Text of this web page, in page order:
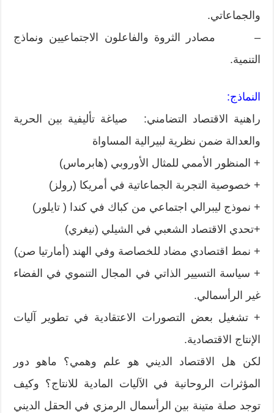
والجماعاتي.
– مصادر الثروة والفاعلون الاجتماعيين ونماذج
التنمية.
النماذج:
راهنية الاقتصاد التضامني: صياغة تأليفية بين الحرية
والعدالة ضمن نظرية لبيرالية المساواة
+ المنظور الأممي للمثال الأوروبي (هابرماس)
+ خصوصية التجربة الجماعاتية في أمريكا (رولز)
+ نموذج ليبرالي اجتماعي من كباك في كندا ( تايلور)
+تحدي الاقتصاد الشعبي في الشيلي (نيغري)
+ نمط اقتصادي مضاد للخصاصة وفي الهند (أمارتيا صن)
+ سياسة التسيير الذاتي في المجال التنموي في الفضاء
غير الرأسمالي.
+ تشغيل بعض التصورات الاعتقادية في تطوير آليات
الإنتاج الاقتصادية.
لكن هل الاقتصاد الديني هو علم وهمي؟ ماهو دور
المؤثرات الروحانية في الآليات المادية للانتاج؟ وكيف
توجد صلة متينة بين الرأسمال الرمزي في الحقل الديني